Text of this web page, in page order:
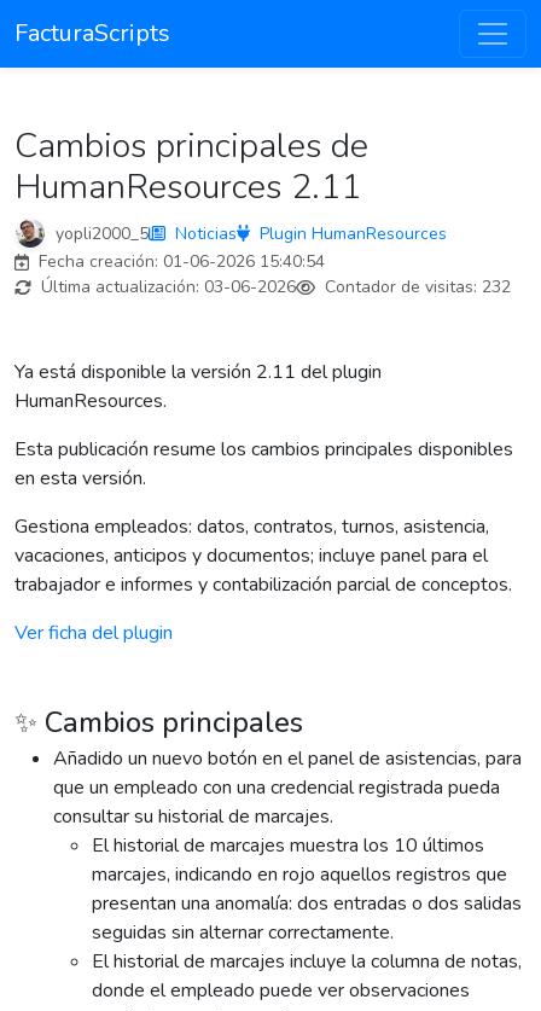
FacturaScripts
Cambios principales de
HumanResources 2.11
yopli2000_5 Noticias
Plugin HumanResources
Fecha creación: 01-06-2026 15:40:54
Última actualización: 03-06-2026 Contador de visitas: 232
Ya está disponible la versión 2.11 del plugin
HumanResources.
Esta publicación resume los cambios principales disponibles
en esta versión.
Gestiona empleados: datos, contratos, turnos, asistencia,
vacaciones, anticipos y documentos; incluye panel para el
trabajador e informes y contabilización parcial de conceptos.
Ver ficha del plugin
✨ Cambios principales
Añadido un nuevo botón en el panel de asistencias, para
que un empleado con una credencial registrada pueda
consultar su historial de marcajes.
El historial de marcajes muestra los 10 últimos
marcajes, indicando en rojo aquellos registros que
presentan una anomalía: dos entradas o dos salidas
seguidas sin alternar correctamente.
El historial de marcajes incluye la columna de notas,
donde el empleado puede ver observaciones